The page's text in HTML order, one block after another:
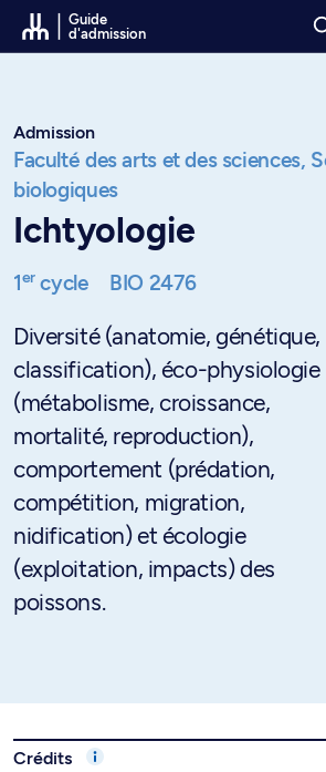
Passer au contenu
Guide
d'admission
Admission
Faculté des arts et des sciences,
biologiques
Ichtyologie
1ercycle BIO 2476
Diversité (anatomie, génétique,
classification), éco-physiologie
(métabolisme, croissance,
mortalité, reproduction),
comportement (prédation,
compétition, migration,
nidification) et écologie
(exploitation, impacts) des
poissons.
Crédits